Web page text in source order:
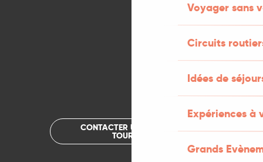
Voyager sans
Circuits
Idées de
Expériences à
Grands
CONTACTER UN OFFICE DE
TOURISME